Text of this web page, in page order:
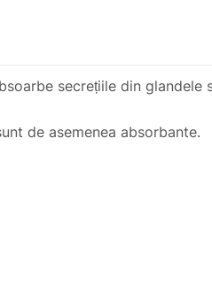
secrețiile din glandele
de asemenea absorbante.